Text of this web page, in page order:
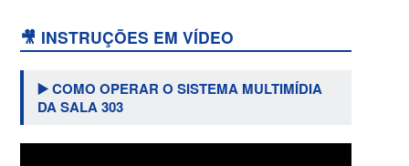
🎥 INSTRUÇÕES EM VÍDEO
▶️ COMO OPERAR O SISTEMA MULTIMÍDIA
DA SALA 303